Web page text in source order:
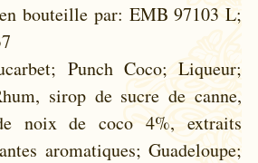
bouteille par: EMB 97103 L;
Punch Coco; Liqueur;
sirop de sucre de canne,
noix de coco 4%, extraits
aromatiques; Guadeloupe;